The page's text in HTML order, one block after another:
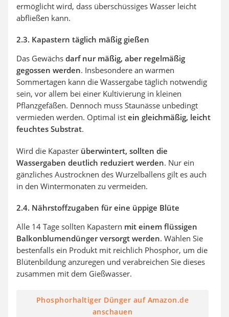
ermöglicht wird, dass überschüssiges Wasser leicht
abfließen kann.
2.3. Kapastern täglich mäßig gießen
Das Gewächs darf nur mäßig, aber regelmäßig
gegossen werden. Insbesondere an warmen
Sommertagen kann die Wassergabe täglich notwendig
sein, vor allem bei einer Kultivierung in kleinen
Pflanzgefäßen. Dennoch muss Staunässe unbedingt
vermieden werden. Optimal ist ein gleichmäßig, leicht
feuchtes Substrat.
Wird die Kapaster überwintert, sollten die
Wassergaben deutlich reduziert werden. Nur ein
gänzliches Austrocknen des Wurzelballens gilt es auch
in den Wintermonaten zu vermeiden.
2.4. Nährstoffzugaben für eine üppige Blüte
Alle 14 Tage sollten Kapastern mit einem flüssigen
Balkonblumendünger versorgt werden. Wählen Sie
bestenfalls ein Produkt mit reichlich Phosphor, um die
Blütenbildung anzuregen und verabreichen Sie dieses
zusammen mit dem Gießwasser.
Phosphorhaltiger Dünger auf Amazon.de
anschauen